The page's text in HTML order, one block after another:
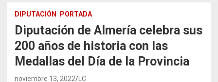
DIPUTACIÓN PORTADA
Diputación de Almería celebra sus
200 años de historia con las
Medallas del Día de la Provincia
noviembre 13, 2022 LC